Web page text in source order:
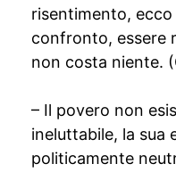
risentimento,
confronto, essere
non costa niente.
– Il povero non
ineluttabile, la sua
politicamente